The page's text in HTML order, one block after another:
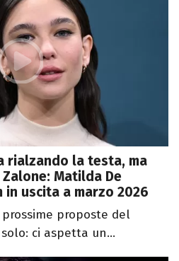
rialzando la testa, ma
Matilda De
in uscita a marzo 2026
proposte del
ci aspetta un...